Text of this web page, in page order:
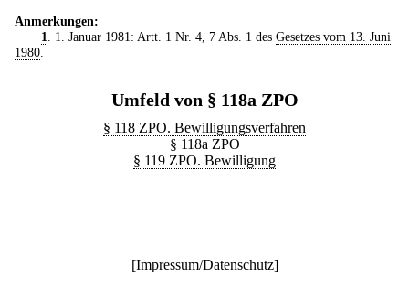
Anmerkungen:
1
. 1. Januar 1981: Artt. 1 Nr. 4, 7 Abs. 1 des Gesetzes vom 13. Juni
1980
Umfeld von § 118a ZPO
§ 118 ZPO. Bewilligungsverfahren
§ 118a ZPO
§ 119 ZPO. Bewilligung
[Impressum/Datenschutz]